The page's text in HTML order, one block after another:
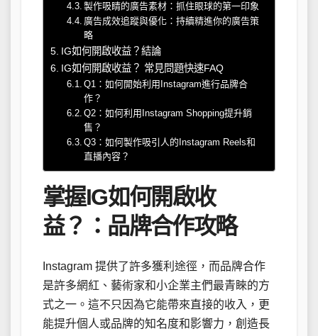
製作吸睛的廣告素材：抓住眼球的第一印象
廣告成效追蹤與優化：持續精進你的廣告策
略
IG如何開啟收益？結論
IG如何開啟收益？ 常見問題快速FAQ
Q1：如何開始利用Instagram進行品牌合
作？
Q2：如何利用Instagram Shopping提升銷
售？
Q3：如何製作吸引人的Instagram Reels和
直播內容？
掌握IG如何開啟收
益？：品牌合作攻略
Instagram 提供了許多獲利途徑，而品牌合作
是許多網紅、藝術家和小企業主們最青睞的方
式之一。這不只因為它能帶來直接的收入，更
能提升個人或品牌的知名度和影響力，創造長